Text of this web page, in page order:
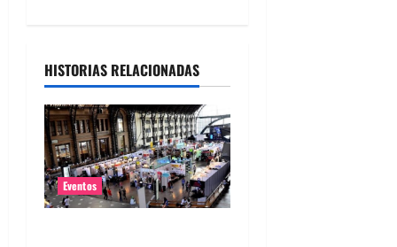
c
i
ó
n
HISTORIAS RELACIONADAS
Eventos